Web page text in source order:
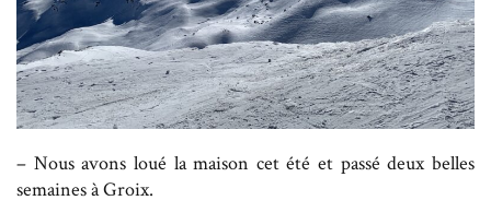
– Nous avons loué la maison cet été et passé deux belles
semaines à Groix.